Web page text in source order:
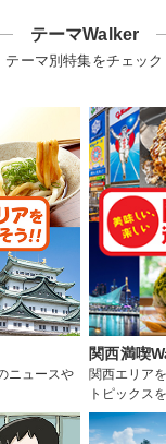
テーマWalker
テーマ別特集をチェック
ニュースや
関西満喫
関西エリア
トピックス